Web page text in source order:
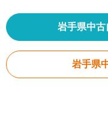
岩手県中
岩手県